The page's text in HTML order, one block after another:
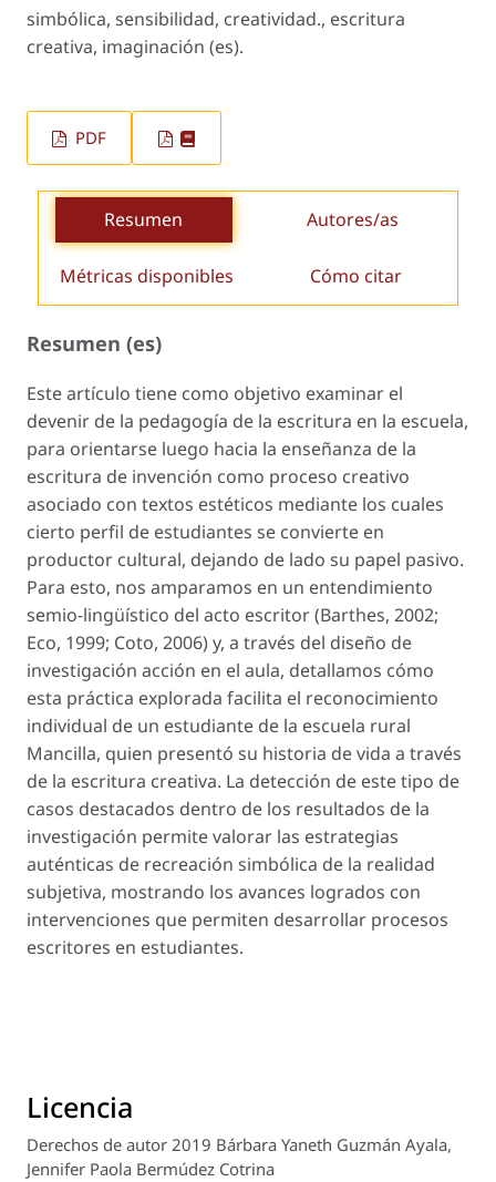
simbólica, sensibilidad, creatividad., escritura
creativa, imaginación (es).
PDF
Resumen Autores/as
Métricas disponibles Cómo citar
Resumen (es)
Este artículo tiene como objetivo examinar el
devenir de la pedagogía de la escritura en la escuela,
para orientarse luego hacia la enseñanza de la
escritura de invención como proceso creativo
asociado con textos estéticos mediante los cuales
cierto perfil de estudiantes se convierte en
productor cultural, de­jando de lado su papel pasivo.
Para esto, nos am­paramos en un entendimiento
semio-lingüístico del acto escritor (Barthes, 2002;
Eco, 1999; Coto, 2006) y, a través del diseño de
investigación acción en el aula, detallamos cómo
esta práctica explorada faci­lita el reconocimiento
individual de un estudiante de la escuela rural
Mancilla, quien presentó su his­toria de vida a través
de la escritura creativa. La de­tección de este tipo de
casos destacados dentro de los resultados de la
investigación permite valorar las estrategias
auténticas de recreación simbólica de la realidad
subjetiva, mostrando los avances logrados con
intervenciones que permiten desarrollar proce­sos
escritores en estudiantes.
Licencia
Derechos de autor 2019 Bárbara Yaneth Guzmán Ayala,
Jennifer Paola Bermúdez Cotrina